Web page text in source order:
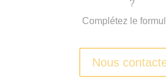
?
Complétez le
Nous